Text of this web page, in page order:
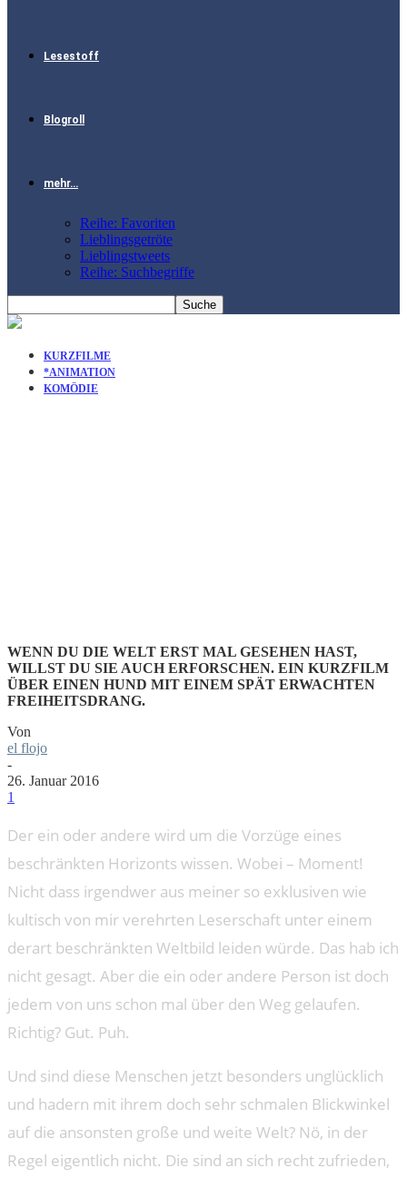
Lesestoff
Blogroll
mehr…
Reihe: Favoriten
Lieblingsgetröte
Lieblingstweets
Reihe: Suchbegriffe
KURZFILME
*ANIMATION
KOMÖDIE
WENN DU DIE WELT ERST MAL GESEHEN HAST,
WILLST DU SIE AUCH ERFORSCHEN. EIN KURZFILM
ÜBER EINEN HUND MIT EINEM SPÄT ERWACHTEN
FREIHEITSDRANG.
Von
el flojo
-
26. Januar 2016
1
Der ein oder andere wird um die Vorzüge eines
beschränkten Horizonts wissen. Wobei – Moment!
Nicht dass irgendwer aus meiner so exklusiven wie
kultisch von mir verehrten Leserschaft unter einem
derart beschränkten Weltbild leiden würde. Das hab ich
nicht gesagt. Aber die ein oder andere Person ist doch
jedem von uns schon mal über den Weg gelaufen.
Richtig? Gut. Puh.
Und sind diese Menschen jetzt besonders unglücklich
und hadern mit ihrem doch sehr schmalen Blickwinkel
auf die ansonsten große und weite Welt? Nö, in der
Regel eigentlich nicht. Die sind an sich recht zufrieden,